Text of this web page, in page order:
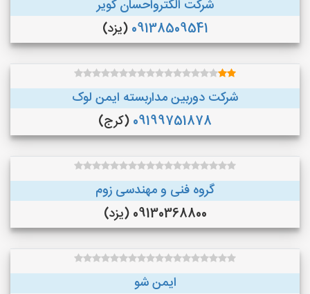
شرکت الکترواحسان کویر
09138509541 (یزد)
شرکت دوربین مداربسته ایمن لوک
09199751878 (کرج)
گروه فنی و مهندسی زوم
09130368800 (یزد)
ایمن شو